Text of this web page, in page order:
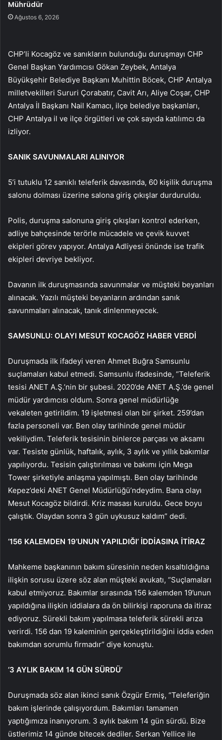
Mührüdür
Ağustos 6, 2026
CHP’li Kocagöz ve sanıkların bulunduğu duruşmayı CHP
Genel Başkan Yardımcısı Gökan Zeybek, Antalya
Büyükşehir Belediye Başkanı Muhittin Böcek, CHP Antalya
milletvekilleri Sururi Çorabatır, Cavit Arı, Aliye Coşar, CHP
Antalya İl Başkanı Nail Kamacı, ilçe belediye başkanları,
CHP Antalya il ve ilçe örgütleri ve çok sayıda katılımcı da
izliyor.
SANIK SAVUNMALARI ALINIYOR
5’i tutuklu 12 sanıklı teleferik davasında, 60 kişilik duruşma
salonu dolması üzerine salona giriş çıkışlar durduruldu.
Polis, duruşma salonuna giriş çıkışları kontrol ederken,
adliye bahçesinde terörle mücadele ve çevik kuvvet
ekipleri görev yapıyor. Antalya Adliyesi önünde ise trafik
ekipleri devriye bekliyor.
Davanın ilk duruşmasında savunmalar ve müşteki beyanları
alınacak. Yazılı müşteki beyanların ardından sanık
savunmaları alınacak, tanık dinlenmeyecek.
SAMSUNLU: OLAYI MESUT KOCAGÖZ HABER VERDİ
Duruşmada ilk ifadeyi veren Ahmet Buğra Samsunlu
suçlamaları kabul etmedi. Samsunlu ifadesinde, “Teleferik
tesisi ANET A.Ş.’nin bir şubesi. 2020’de ANET A.Ş.’de genel
müdür yardımcısı oldum. Sonra genel müdürlüğe
vekaleten getirildim. 19 işletmesi olan bir şirket. 259’dan
fazla personeli var. Ben olay tarihinde genel müdür
vekiliydim. Teleferik tesisinin binlerce parçası ve aksamı
var. Tesiste günlük, haftalık, aylık, 3 aylık ve yıllık bakımlar
yapılıyordu. Tesisin çalıştırılması ve bakımı için Mega
Tower şirketiyle anlaşma yapılmıştı. Ben olay tarihinde
Kepez’deki ANET Genel Müdürlüğü’ndeydim. Bana olayı
Mesut Kocagöz bildirdi. Kriz masası kuruldu. Gece boyu
çalıştık. Olaydan sonra 3 gün uykusuz kaldım” dedi.
‘156 KALEMDEN 19’UNUN YAPILDIĞI’ İDDİASINA İTİRAZ
Mahkeme başkanının bakım süresinin neden kısaltıldığına
ilişkin sorusu üzere söz alan müşteki avukatı, “Suçlamaları
kabul etmiyoruz. Bakımlar sırasında 156 kalemden 19’unun
yapıldığına ilişkin iddialara da ön bilirkişi raporuna da itiraz
ediyoruz. Sürekli bakım yapılmasa teleferik sürekli arıza
verirdi. 156 dan 19 kaleminin gerçekleştirildiğini iddia eden
bakımdan sorumlu firmadır” diye konuştu.
‘3 AYLIK BAKIM 14 GÜN SÜRDÜ’
Duruşmada söz alan ikinci sanık Özgür Ermiş, “Teleferiğin
bakım işlerinde çalışıyordum. Bakımları tamamen
yaptığımıza inanıyorum. 3 aylık bakım 14 gün sürdü. Bize
üstlerimiz 14 günde bitecek dediler. Serkan Yellice ile